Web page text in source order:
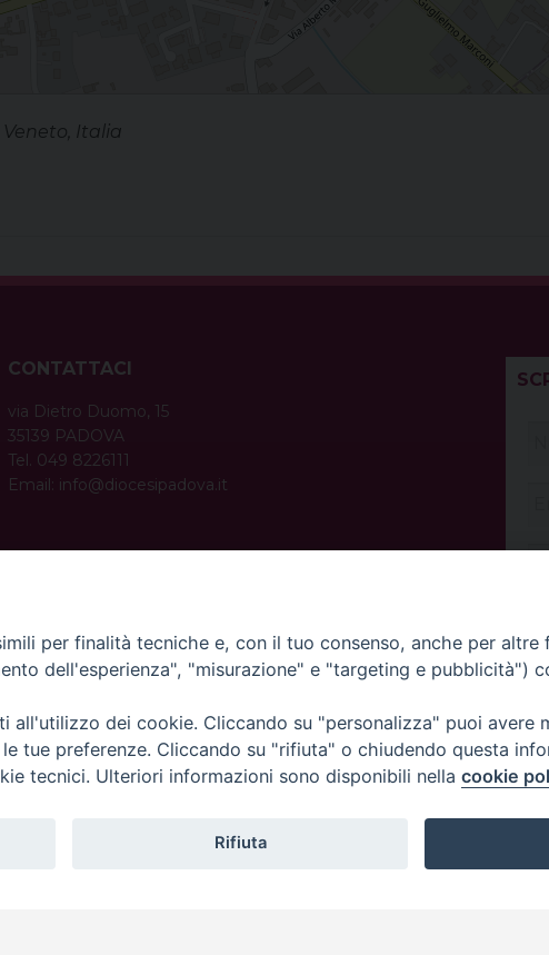
Veneto, Italia
CONTATTACI
via Dietro Duomo, 15
35139 PADOVA
Tel. 049 8226111
Email: info@diocesipadova.it
per finalità tecniche e, con il tuo consenso, anche per altre
dell'esperienza", "misurazione" e "targeting e pubblicità")
all'utilizzo dei cookie. Cliccando su "personalizza" puoi avere
tue preferenze. Cliccando su "rifiuta" o chiudendo questa
tecnici. Ulteriori informazioni sono disponibili nella cookie
Rifiuta